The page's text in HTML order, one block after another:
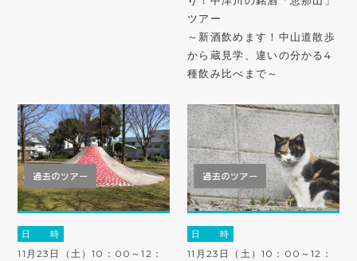
ツアー
～新酒飲めます！中山道散歩
から蔵見学、違いの分かる4
種飲み比べまで～
日 時
11月23日（土）10：00～12：
日 時
11月23日（土）10：00～12：